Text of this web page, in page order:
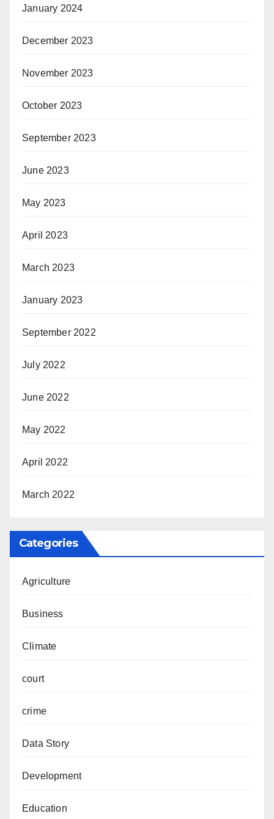
January 2024
December 2023
November 2023
October 2023
September 2023
June 2023
May 2023
April 2023
March 2023
January 2023
September 2022
July 2022
June 2022
May 2022
April 2022
March 2022
Categories
Agriculture
Business
Climate
court
crime
Data Story
Development
Education